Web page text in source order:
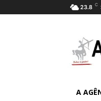
23.8 C
A